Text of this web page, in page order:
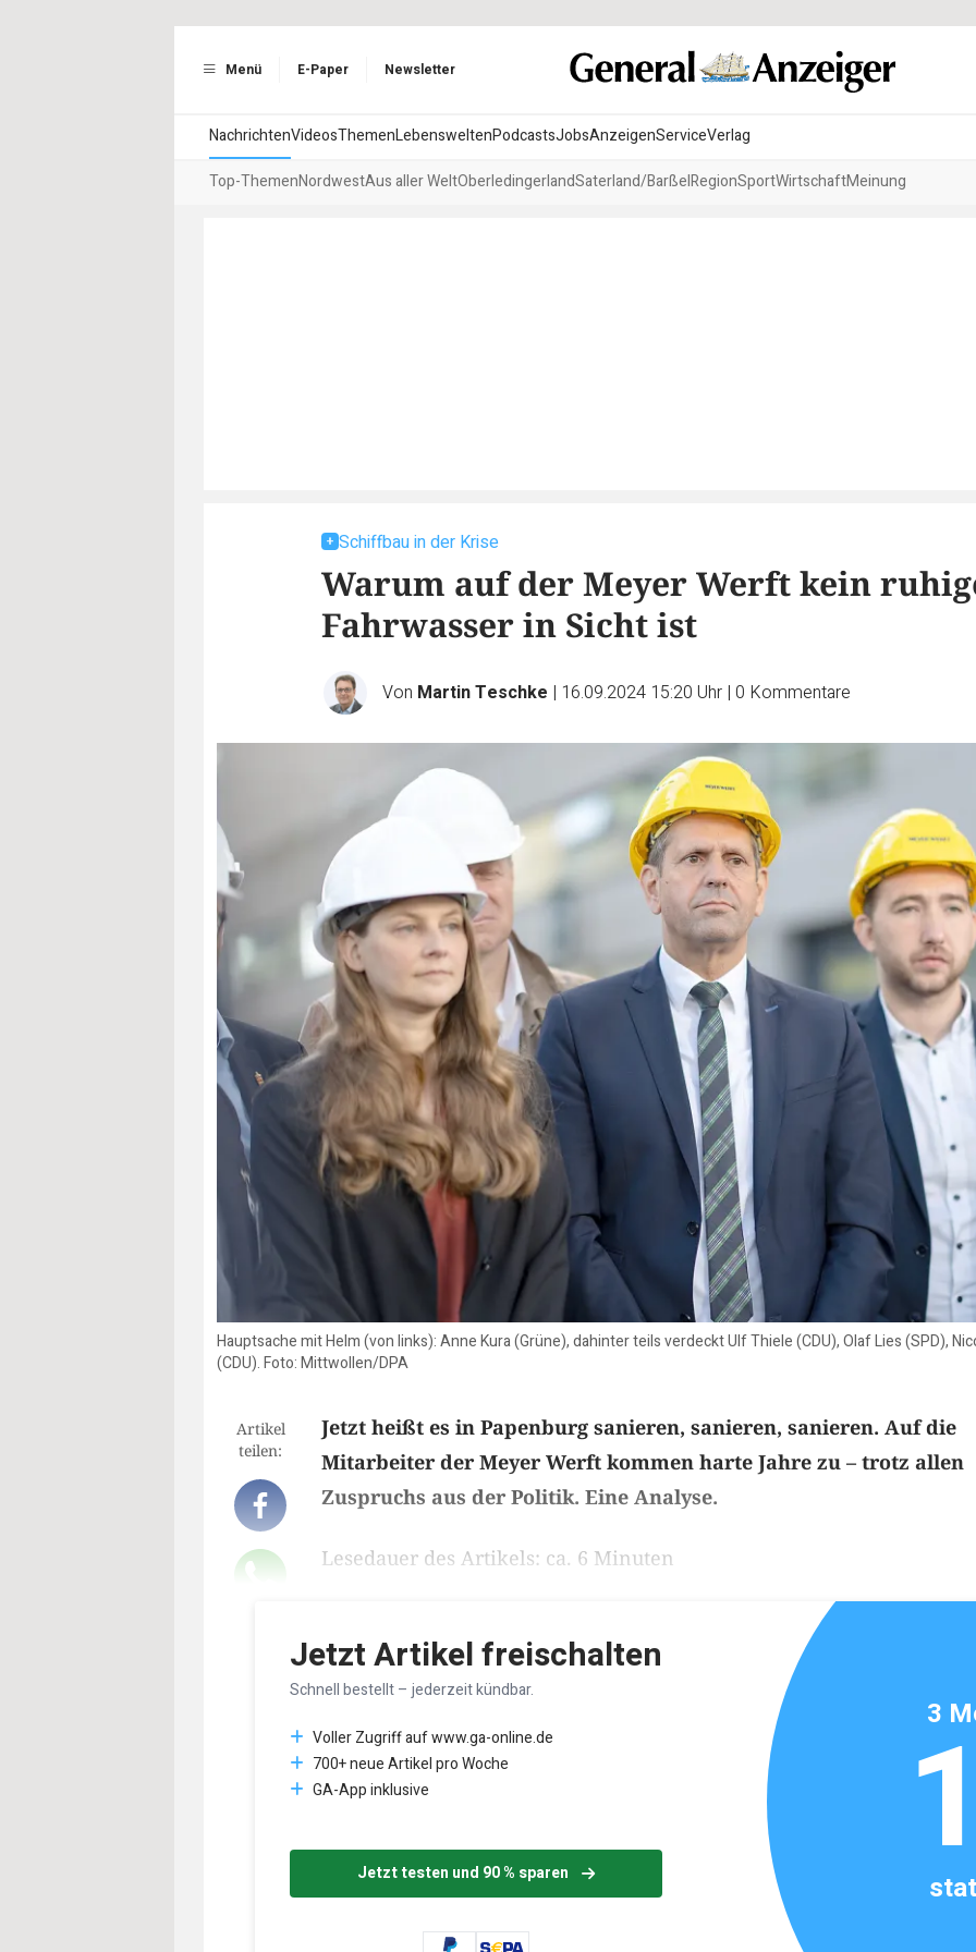
Menü E-Paper Newsletter
NachrichtenVideosThemenLebensweltenPodcastsJobsAnzeigenServiceVerlag
Top-ThemenNordwestAus aller WeltOberledingerlandSaterland/BarßelRegionSportWirtschaftMeinung
Schiffbau in der Krise
Warum auf der Meyer Werft kein
Fahrwasser in Sicht ist
Von Martin Teschke | 16.09.2024 15:20 Uhr | 0 Kommentare
Hauptsache mit Helm (von links): Anne Kura (Grüne), dahinter teils verdeckt Ulf Thiele (CDU), Olaf Lies (SPD),
(CDU). Foto: Mittwollen/DPA
Artikel
teilen:
Jetzt heißt es in Papenburg sanieren, sanieren, sanieren. Auf die
Mitarbeiter der Meyer Werft kommen harte Jahre zu – trotz allen
Zuspruchs aus der Politik. Eine Analyse.
Lesedauer des Artikels: ca. 6 Minuten
Jetzt Artikel freischalten
Schnell bestellt – jederzeit kündbar.
Voller Zugriff auf www.ga-online.de
700+ neue Artikel pro Woche
GA-App inklusive
Jetzt testen und 90 % sparen
3